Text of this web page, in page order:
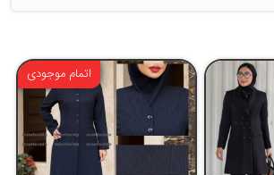
اتمام موجودی